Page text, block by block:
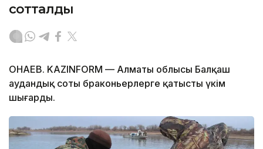
сотталды
ҚОНАЕВ. KAZINFORM — Алматы облысы Балқаш
аудандық соты браконьерлерге қатысты үкім
шығарды.